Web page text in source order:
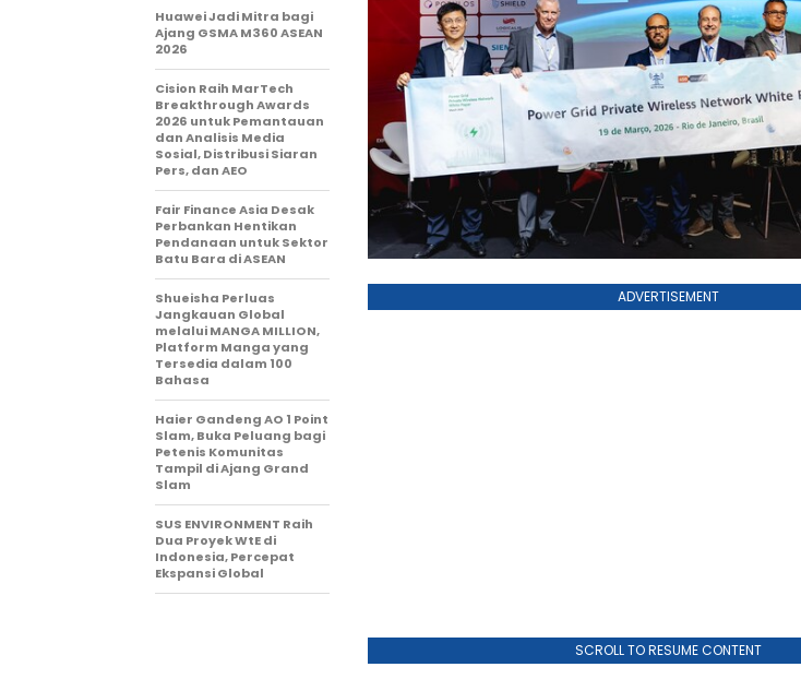
ADVERTISEMENT
SCROLL TO RESUME CONTENT
Huawei Jadi Mitra bagi
Ajang GSMA M360 ASEAN
2026
Cision Raih MarTech
Breakthrough Awards
2026 untuk Pemantauan
dan Analisis Media
Sosial, Distribusi Siaran
Pers, dan AEO
Fair Finance Asia Desak
Perbankan Hentikan
Pendanaan untuk Sektor
Batu Bara di ASEAN
Shueisha Perluas
Jangkauan Global
melalui MANGA MILLION,
Platform Manga yang
Tersedia dalam 100
Bahasa
Haier Gandeng AO 1 Point
Slam, Buka Peluang bagi
Petenis Komunitas
Tampil di Ajang Grand
Slam
SUS ENVIRONMENT Raih
Dua Proyek WtE di
Indonesia, Percepat
Ekspansi Global